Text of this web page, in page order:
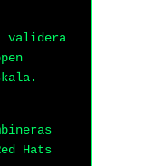
validera
Hats